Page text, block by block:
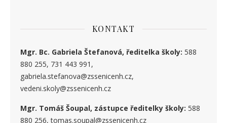
KONTAKT
Mgr. Bc. Gabriela Štefanová, ředitelka školy: 588
880 255, 731 443 991,
gabriela.stefanova@zssenicenh.cz,
vedeni.skoly@zssenicenh.cz
Mgr. Tomáš Šoupal, zástupce ředitelky školy: 588
880 256, tomas.soupal@zssenicenh.cz